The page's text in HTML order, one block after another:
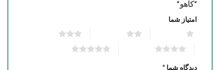
“کاهو”
امتیاز شما
دیدگاه شما *